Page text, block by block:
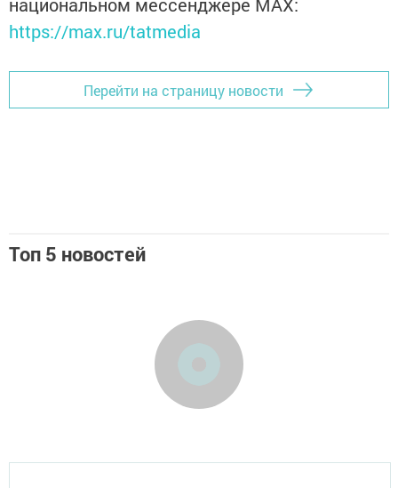
https://max.ru/tatmedia
Перейти на страницу новости
Топ 5 новостей